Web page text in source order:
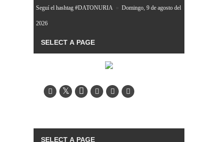
Seguí el hashtag #DATONURIA » Domingo, 9 de agosto del
2026